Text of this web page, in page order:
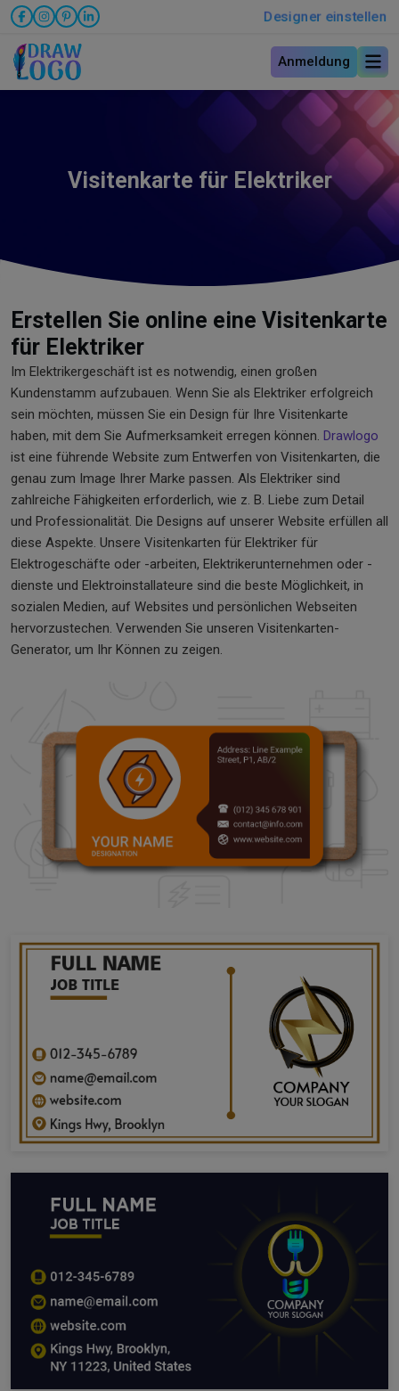
Designer einstellen
Anmeldung
Visitenkarte für Elektriker
Erstellen Sie online eine Visitenkarte
für Elektriker
Im Elektrikergeschäft ist es notwendig, einen großen
Kundenstamm aufzubauen. Wenn Sie als Elektriker erfolgreich
sein möchten, müssen Sie ein Design für Ihre Visitenkarte
haben, mit dem Sie Aufmerksamkeit erregen können. Drawlogo
ist eine führende Website zum Entwerfen von Visitenkarten, die
genau zum Image Ihrer Marke passen. Als Elektriker sind
zahlreiche Fähigkeiten erforderlich, wie z. B. Liebe zum Detail
und Professionalität. Die Designs auf unserer Website erfüllen all
diese Aspekte. Unsere Visitenkarten für Elektriker für
Elektrogeschäfte oder -arbeiten, Elektrikerunternehmen oder -
dienste und Elektroinstallateure sind die beste Möglichkeit, in
sozialen Medien, auf Websites und persönlichen Webseiten
hervorzustechen. Verwenden Sie unseren Visitenkarten-
Generator, um Ihr Können zu zeigen.